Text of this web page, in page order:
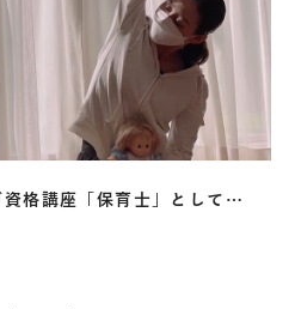
資格講座「保育士」として…